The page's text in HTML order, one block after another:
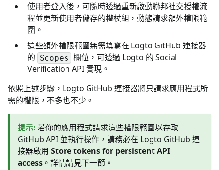
使用者登入後，可隨時透過重新啟動聯邦社交授權流
程並更新使用者儲存的權杖組，動態請求額外權限範
圍。
這些額外權限範圍無需填寫在 Logto GitHub 連接器
的 Scopes 欄位，可透過 Logto 的 Social
Verification API 實現。
依照上述步驟，Logto GitHub 連接器將只請求應用程式所
需的權限，不多也不少。
提示: 若你的應用程式請求這些權限範圍以存取
GitHub API 並執行操作，請務必在 Logto GitHub 連
接器啟用 Store tokens for persistent API
access 。詳情請見下一節。